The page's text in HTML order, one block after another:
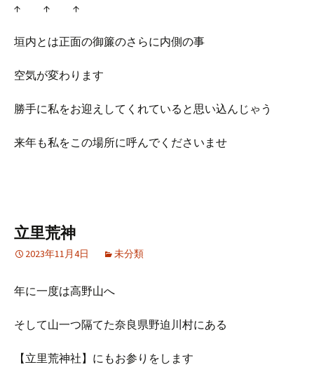
↑ ↑ ↑
垣内とは正面の御簾のさらに内側の事
空気が変わります
勝手に私をお迎えしてくれていると思い込んじゃう
来年も私をこの場所に呼んでくださいませ
立里荒神
2023年11月4日 未分類
年に一度は高野山へ
そして山一つ隔てた奈良県野迫川村にある
【立里荒神社】にもお参りをします